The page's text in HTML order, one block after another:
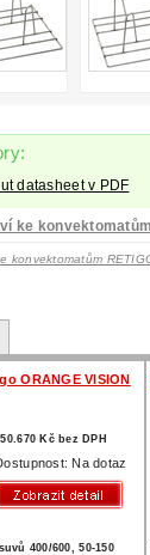
datasheet v PDF
ke
konvektomatům
ORANGE VISION
Kč bez DPH
Na dotaz
400/600, 50-150